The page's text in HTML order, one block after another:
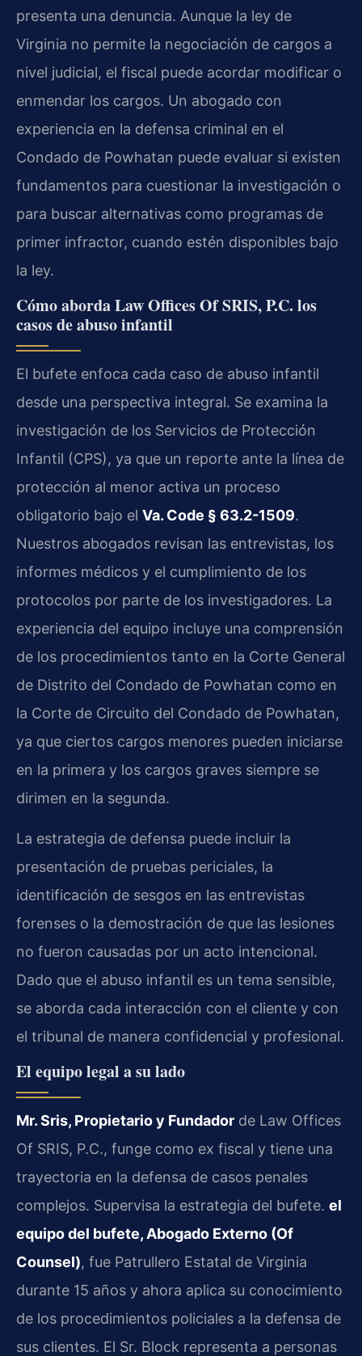
presenta una denuncia. Aunque la ley de
Virginia no permite la negociación de cargos a
nivel judicial, el fiscal puede acordar modificar o
enmendar los cargos. Un abogado con
experiencia en la defensa criminal en el
Condado de Powhatan puede evaluar si existen
fundamentos para cuestionar la investigación o
para buscar alternativas como programas de
primer infractor, cuando estén disponibles bajo
la ley.
Cómo aborda Law Offices Of SRIS, P.C. los
casos de abuso infantil
El bufete enfoca cada caso de abuso infantil
desde una perspectiva integral. Se examina la
investigación de los Servicios de Protección
Infantil (CPS), ya que un reporte ante la línea de
protección al menor activa un proceso
obligatorio bajo el Va. Code § 63.2-1509.
Nuestros abogados revisan las entrevistas, los
informes médicos y el cumplimiento de los
protocolos por parte de los investigadores. La
experiencia del equipo incluye una comprensión
de los procedimientos tanto en la Corte General
de Distrito del Condado de Powhatan como en
la Corte de Circuito del Condado de Powhatan,
ya que ciertos cargos menores pueden iniciarse
en la primera y los cargos graves siempre se
dirimen en la segunda.
La estrategia de defensa puede incluir la
presentación de pruebas periciales, la
identificación de sesgos en las entrevistas
forenses o la demostración de que las lesiones
no fueron causadas por un acto intencional.
Dado que el abuso infantil es un tema sensible,
se aborda cada interacción con el cliente y con
el tribunal de manera confidencial y profesional.
El equipo legal a su lado
Mr. Sris, Propietario y Fundador de Law Offices
Of SRIS, P.C., funge como ex fiscal y tiene una
trayectoria en la defensa de casos penales
complejos. Supervisa la estrategia del bufete. el
equipo del bufete, Abogado Externo (Of
Counsel), fue Patrullero Estatal de Virginia
durante 15 años y ahora aplica su conocimiento
de los procedimientos policiales a la defensa de
sus clientes. El Sr. Block representa a personas